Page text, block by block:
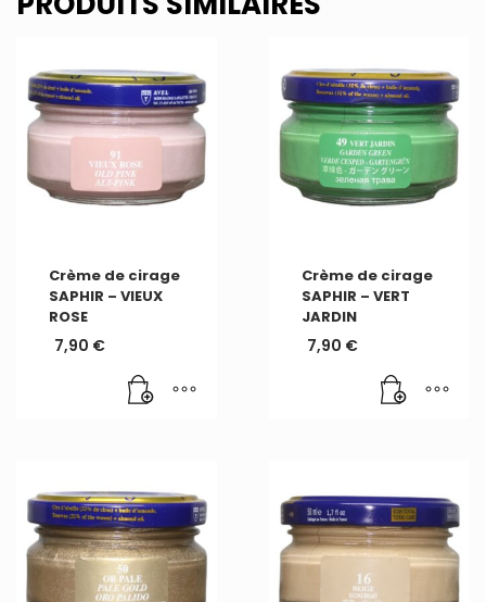
Crème de cirage
SAPHIR – VIEUX
ROSE
7,90 €
Crème de cirage
SAPHIR – VERT
JARDIN
7,90 €